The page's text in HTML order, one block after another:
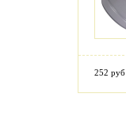
252 руб